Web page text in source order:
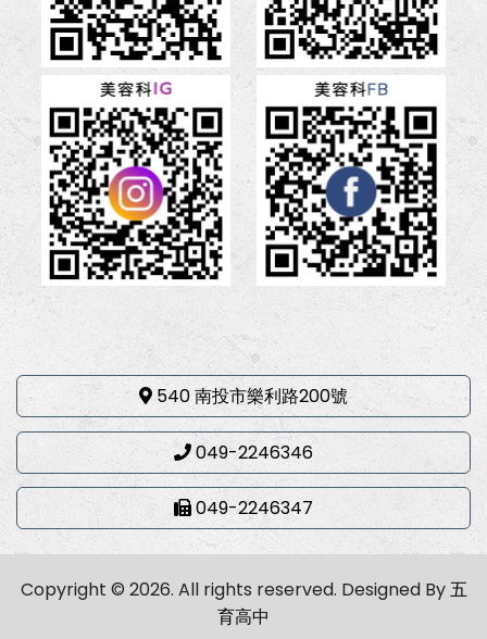
540 南投市樂利路200號
049-2246346
049-2246347
Copyright © 2026. All rights reserved. Designed By五
育高中